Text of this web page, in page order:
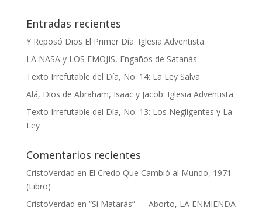
Entradas recientes
Y Reposó Dios El Primer Día: Iglesia Adventista
LA NASA y LOS EMOJIS, Engaños de Satanás
Texto Irrefutable del Día, No. 14: La Ley Salva
Alá, Dios de Abraham, Isaac y Jacob: Iglesia Adventista
Texto Irrefutable del Día, No. 13: Los Negligentes y La
Ley
Comentarios recientes
CristoVerdad en El Credo Que Cambió al Mundo, 1971
(Libro)
CristoVerdad en “Sí Matarás” — Aborto, LA ENMIENDA